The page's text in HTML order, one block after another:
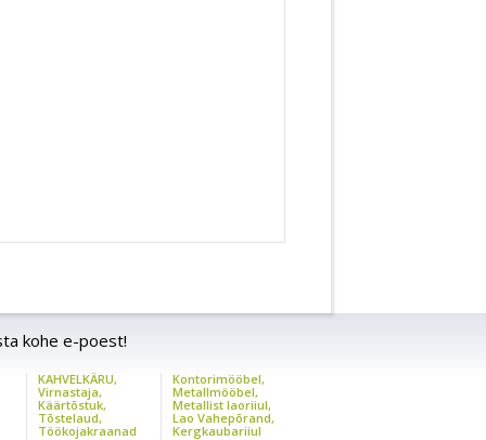
kohe e-poest!
KAHVELKÄRU,
Virnastaja,
Käärtõstuk,
Tõstelaud,
Töökojakraanad
Kontorimööbel,
Metallmööbel,
Metallist laoriiul,
Lao Vahepõrand,
Kergkaubariiul